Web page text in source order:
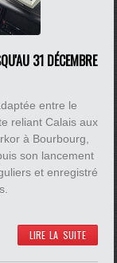
31 DÉCEMBRE
entre le
reliant Calais aux
à Bourbourg,
son lancement
et enregistré
LIRE LA SUITE